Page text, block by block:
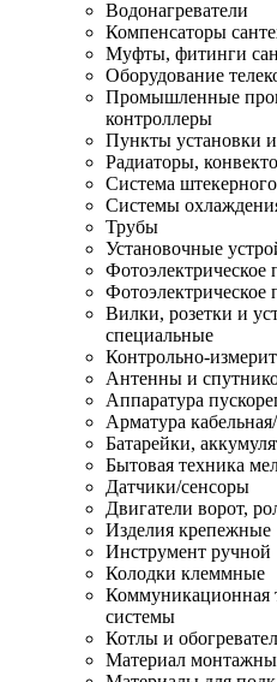
Водонагреватели
Компенсаторы
Муфты, фитинги
Оборудование
Промышленные
контроллеры
Пункты установки
Радиаторы,
Система
Системы
Трубы
Установочные
Фотоэлектрическое
Фотоэлектрическое
Вилки, розетки и
специальные
Контрольно-
Антенны и
Аппаратура
Арматура
Батарейки,
Бытовая техника
Датчики/сенсоры
Двигатели ворот,
Изделия крепежные
Инструмент ручной
Колодки клеммные
Коммуникационная
системы
Котлы и
Материал